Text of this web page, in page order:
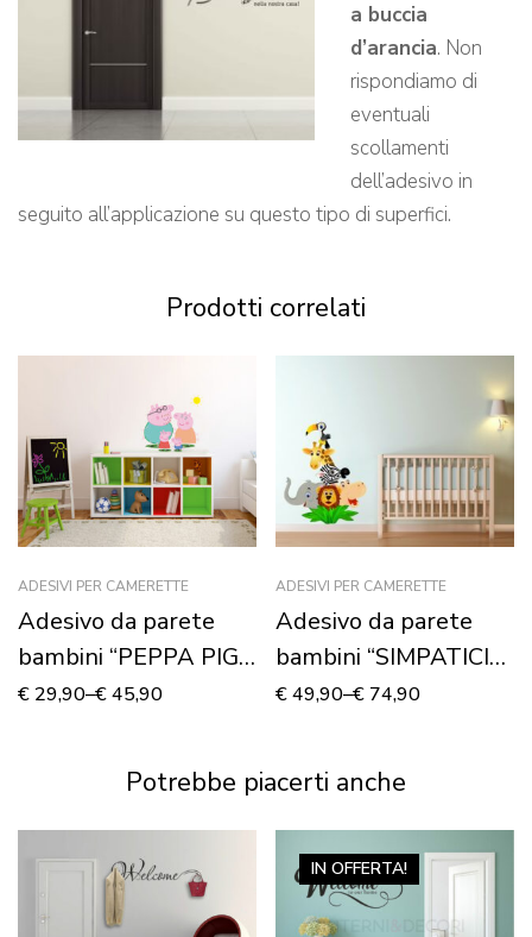
a buccia
d’arancia. Non
rispondiamo di
eventuali
scollamenti
dell’adesivo in
seguito all’applicazione su questo tipo di superfici.
Prodotti correlati
ADESIVI PER CAMERETTE
Adesivo da parete
bambini “PEPPA PIG
FAMILY” – Adesivo
€ 29,90–€45,90
ADESIVI PER CAMERETTE
Adesivo da parete
bambini “SIMPATICI
ANIMALI” – Adesivo
€49,90–€ 74,90
Potrebbe piacerti anche
IN OFFERTA!